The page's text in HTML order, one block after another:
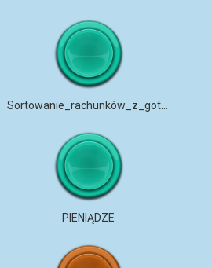
Sortowanie_rachunków_z_gotówką
PIENIĄDZE